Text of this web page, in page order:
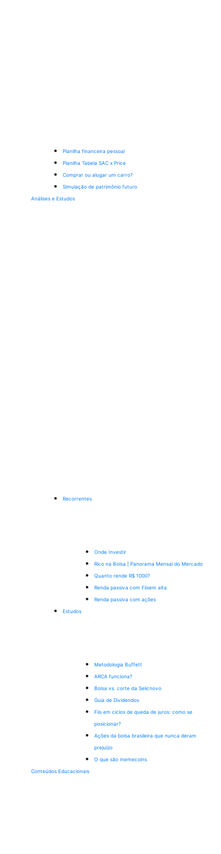
Planilha financeira pessoal
Planilha Tabela SAC x Price
Comprar ou alugar um carro?
Simulação de patrimônio futuro
Análises e Estudos
Recorrentes
Onde Investir
Rico na Bolsa | Panorama Mensal do Mercado
Quanto rende R$ 1000?
Renda passiva com Fiisem alta
Renda passiva com ações
Estudos
Metodologia Buffett
ARCA funciona?
Bolsa vs. corte da Selicnovo
Guia de Dividendos
Fiis em ciclos de queda de juros: como se
posicionar?
Ações da bolsa brasileira que nunca deram
prejuízo
O que são memecoins
Conteúdos Educacionais